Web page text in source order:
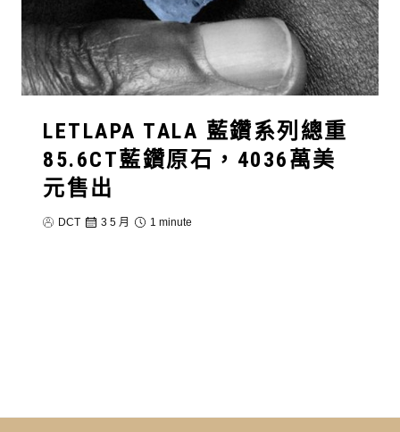
LETLAPA TALA 藍鑽系列總重
85.6CT藍鑽原石，4036萬美
元售出
DCT 3 5 月 1 minute